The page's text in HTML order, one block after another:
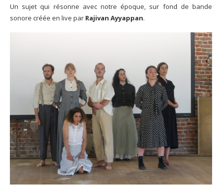
Un sujet qui résonne avec notre époque, sur fond de bande
sonore créée en live par Rajivan Ayyappan.